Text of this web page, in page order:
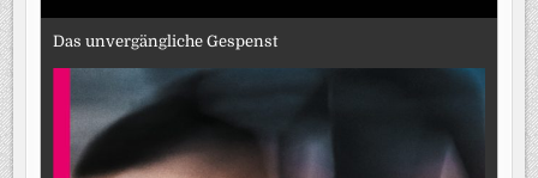
Das unvergängliche Gespenst